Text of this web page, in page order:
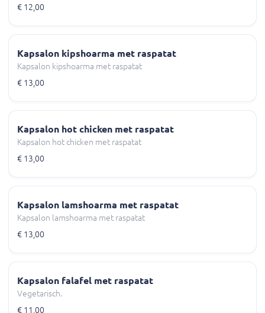
€ 12,00
Kapsalon kipshoarma met raspatat
Kapsalon kipshoarma met raspatat
€ 13,00
Kapsalon hot chicken met raspatat
Kapsalon hot chicken met raspatat
€ 13,00
Kapsalon lamshoarma met raspatat
Kapsalon lamshoarma met raspatat
€ 13,00
Kapsalon falafel met raspatat
Vegetarisch.
€ 11,00